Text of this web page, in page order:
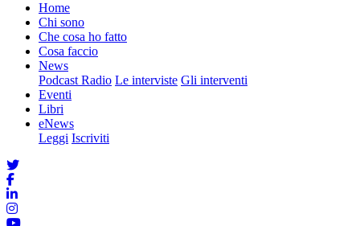
Home
Chi sono
Che cosa ho fatto
Cosa faccio
News
Podcast Radio Le interviste Gli interventi
Eventi
Libri
eNews
Leggi Iscriviti